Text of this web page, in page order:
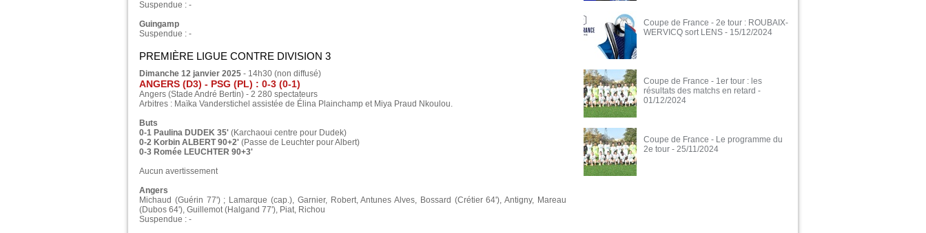
Suspendue : -
Guingamp
Suspendue : -
PREMIÈRE LIGUE CONTRE DIVISION 3
Dimanche 12 janvier 2025 - 14h30 (non diffusé)
ANGERS (D3) - PSG (PL) : 0-3 (0-1)
Angers (Stade André Bertin) - 2 280 spectateurs
Arbitres : Maïka Vanderstichel assistée de Élina Plainchamp et Miya Praud Nkoulou.
Buts
0-1 Paulina DUDEK 35' (Karchaoui centre pour Dudek)
0-2 Korbin ALBERT 90+2' (Passe de Leuchter pour Albert)
0-3 Romée LEUCHTER 90+3'
Aucun avertissement
Angers
Michaud (Guérin 77') ; Lamarque (cap.), Garnier, Robert, Antunes Alves, Bossard (Crétier 64'), Antigny, Mareau
(Dubos 64'), Guillemot (Halgand 77'), Piat, Richou
Suspendue : -
Coupe de France - 2e tour : ROUBAIX-
WERVICQ sort LENS - 15/12/2024
Coupe de France - 1er tour : les
résultats des matchs en retard -
01/12/2024
Coupe de France - Le programme du
2e tour - 25/11/2024